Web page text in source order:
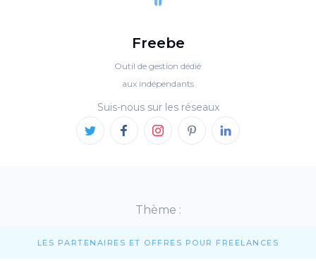
Freebe
Outil de gestion dédié
aux indépendants
Suis-nous sur les réseaux
Thème :
LES PARTENAIRES ET OFFRES POUR FREELANCES